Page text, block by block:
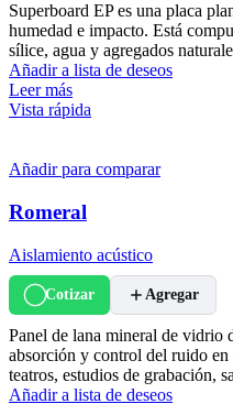
Superboard EP es una placa
humedad e impacto. Está
sílice, agua y agregados
Añadir a lista de deseos
Leer más
Vista rápida
Añadir para comparar
Romeral
Aislamiento acústico
Cotizar Agregar
Panel de lana mineral de vidrio
absorción y control del ruido
teatros, estudios de grabación,
Añadir a lista de deseos